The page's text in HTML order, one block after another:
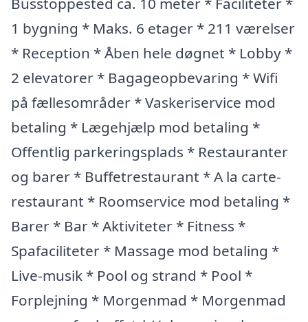
1 bygning * Maks. 6 etager * 211 værelser
* Reception * Åben hele døgnet * Lobby *
2 elevatorer * Bagageopbevaring * Wifi
på fællesområder * Vaskeriservice mod
betaling * Lægehjælp mod betaling *
Offentlig parkeringsplads * Restauranter
og barer * Buffetrestaurant * A la carte-
restaurant * Roomservice mod betaling *
Barer * Bar * Aktiviteter * Fitness *
Spafaciliteter * Massage mod betaling *
Live-musik * Pool og strand * Pool *
Forplejning * Morgenmad * Morgenmad